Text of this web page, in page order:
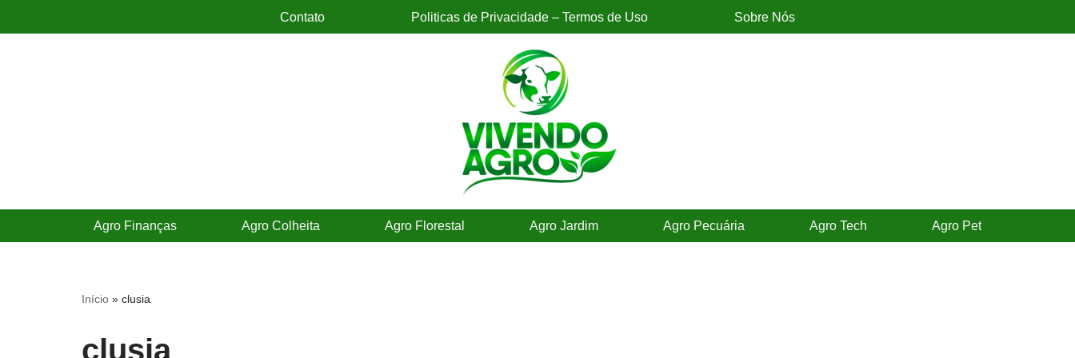
Contato Politicas de Privacidade – Termos de Uso Sobre Nós
Agro Finanças Agro Colheita Agro Florestal Agro Jardim Agro Pecuária Agro Tech Agro Pet
Início » clusia
clusia